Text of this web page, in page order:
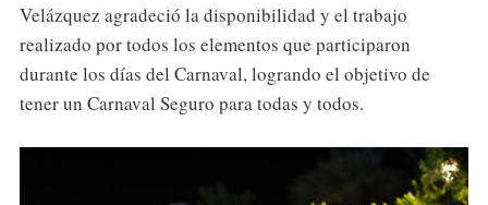
Velázquez agradeció la disponibilidad y el trabajo
realizado por todos los elementos que participaron
durante los días del Carnaval, logrando el objetivo de
tener un Carnaval Seguro para todas y todos.